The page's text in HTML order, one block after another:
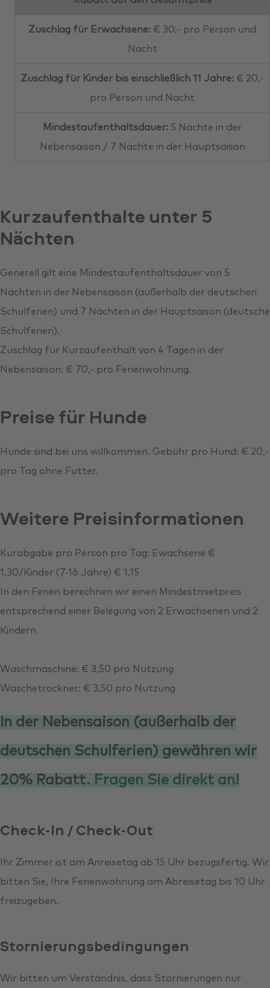
Zuschlag für Erwachsene: € 30,- pro Person und
Nacht
Zuschlag für Kinder bis einschließlich 11 Jahre: € 20,-
pro Person und Nacht
Mindestaufenthaltsdauer: 5 Nächte in der
Nebensaison / 7 Nächte in der Hauptsaison
Kurzaufenthalte unter 5
Nächten
Generell gilt eine Mindestaufenthaltsdauer von 5
Nächten in der Nebensaison (außerhalb der deutschen
Schulferien) und 7 Nächten in der Hauptsaison (deutsche
Schulferien).
Zuschlag für Kurzaufenthalt von 4 Tagen in der
Nebensaison: € 70,- pro Ferienwohnung.
Preise für Hunde
Hunde sind bei uns willkommen. Gebühr pro Hund: € 20,-
pro Tag ohne Futter.
Weitere Preisinformationen
Kurabgabe pro Person pro Tag: Ewachsene €
1,30/Kinder (7-16 Jahre) € 1,15
In den Ferien berechnen wir einen Mindestmietpreis
entsprechend einer Belegung von 2 Erwachsenen und 2
Kindern
Waschmaschine: € 3,50 pro Nutzung
Wäschetrockner: € 3,50 pro Nutzung
In der Nebensaison (außerhalb der
deutschen Schulferien) gewähren wir
20% Rabatt. Fragen Sie direkt an!
Check-In / Check-Out
Ihr Zimmer ist am Anreisetag ab 15 Uhr bezugsfertig. Wir
bitten Sie, Ihre Ferienwohnung am Abreisetag bis 10 Uhr
freizugeben.
Stornierungsbedingungen
Wir bitten um Verständnis, dass Stornierungen nur